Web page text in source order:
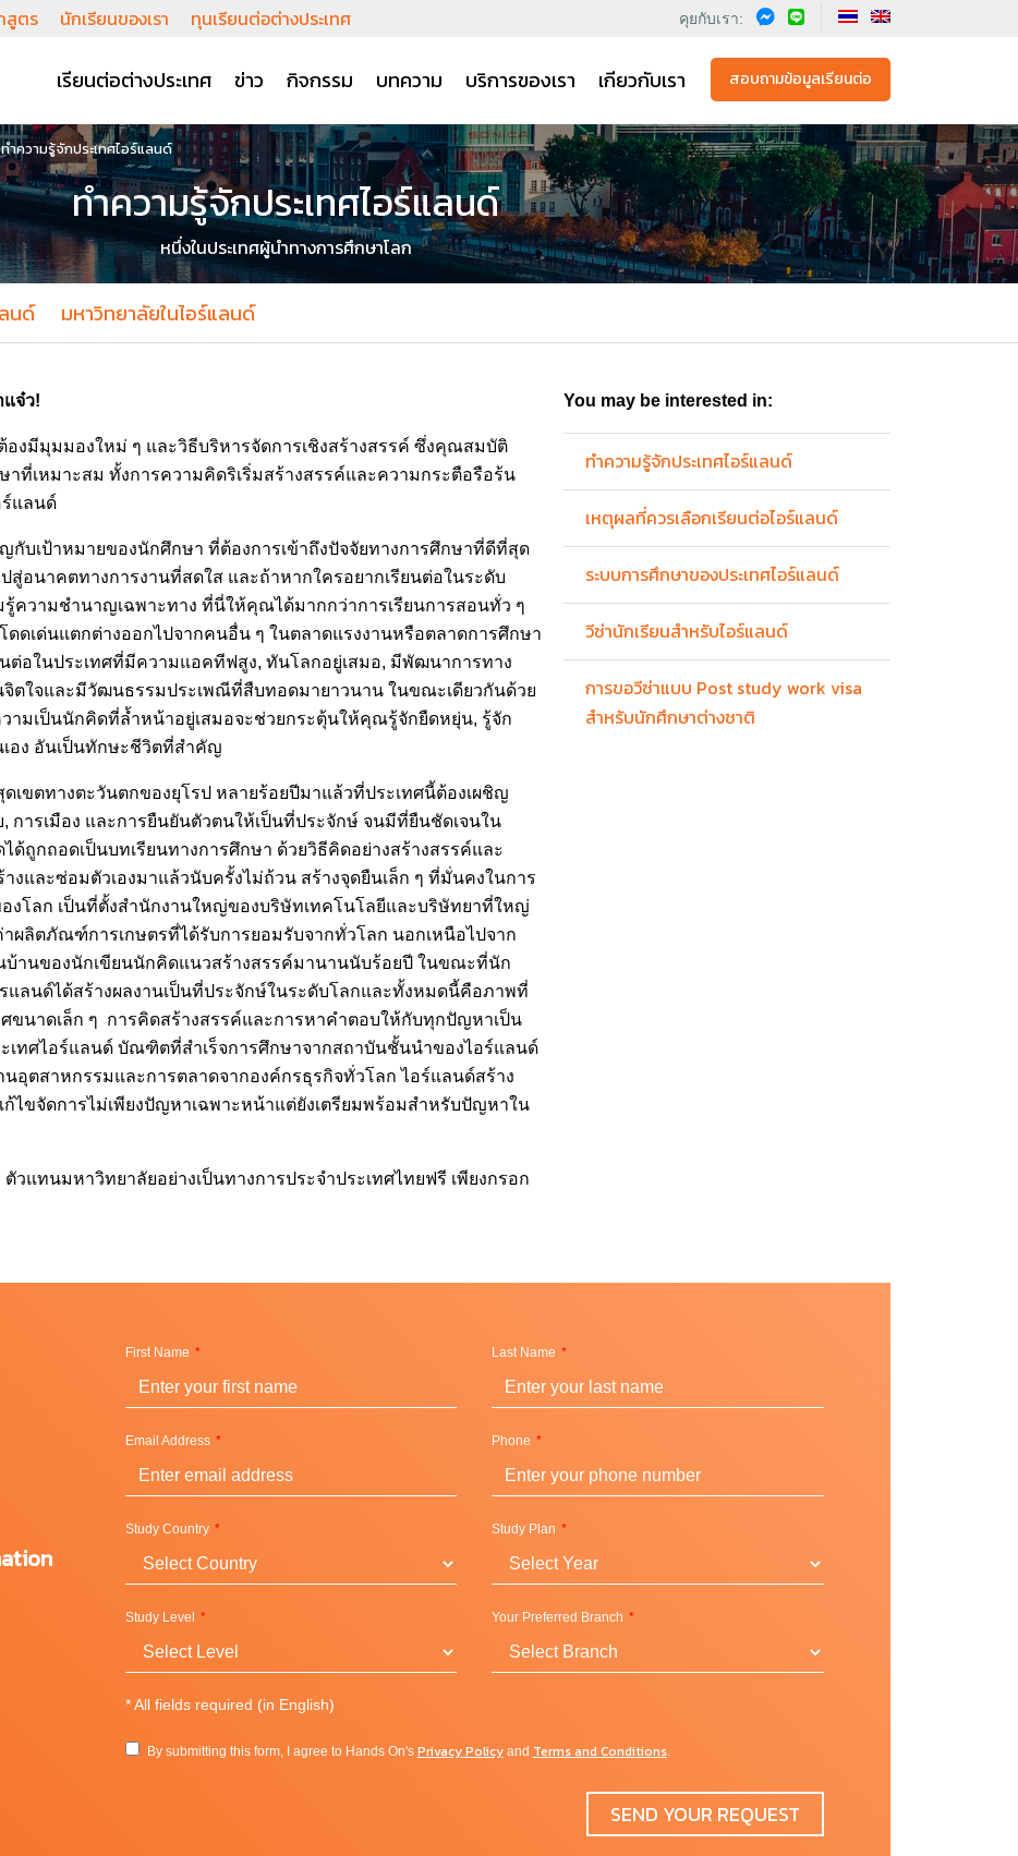
สูตร นักเรียนของเรา ทุนเรียนต่อต่างประเทศ คุยกับเรา:
เรียนต่อต่างประเทศ ข่าว กิจกรรม บทความ บริการของเรา เกียวกับเรา สอบถามข้อมูลเรียนต่อ
ทำความรู้จักประเทศไอร์แลนด์
ทำความรู้จักประเทศไอร์แลนด์
หนึ่งในประเทศผู้นำทางการศึกษาโลก
นด์ มหาวิทยาลัยในไอร์แลนด์
แจ๋ว!
องมีมุมมองใหม่ ๆ และวิธีบริหารจัดการเชิงสร้างสรรค์ ซึ่งคุณสมบัติ
าที่เหมาะสม ทั้งการความคิดริเริ่มสร้างสรรค์และความกระตือรือร้น
แลนด์
บเป้าหมายของนักศึกษา ที่ต้องการเข้าถึงปัจจัยทางการศึกษาที่ดีที่สุด
สู่อนาคตทางการงานที่สดใส และถ้าหากใครอยากเรียนต่อในระดับ
ความชำนาญเฉพาะทาง ที่นี่ให้คุณได้มากกว่าการเรียนการสอนทั่ว ๆ
ดเด่นแตกต่างออกไปจากคนอื่น ๆ ในตลาดแรงงานหรือตลาดการศึกษา
นต่อในประเทศที่มีความแอคทีฟสูง, ทันโลกอยู่เสมอ, มีพัฒนาการทาง
ตใจและมีวัฒนธรรมประเพณีที่สืบทอดมายาวนาน ในขณะเดียวกันด้วย
ามเป็นนักคิดที่ล้ำหน้าอยู่เสมอจะช่วยกระตุ้นให้คุณรู้จักยืดหยุ่น, รู้จัก
เอง อันเป็นทักษะชีวิตที่สำคัญ
ดเขตทางตะวันตกของยุโรป หลายร้อยปีมาแล้วที่ประเทศนี้ต้องเผชิญ
การเมือง และการยืนยันตัวตนให้เป็นที่ประจักษ์ จนมีที่ยืนชัดเจนใน
ถูกถอดเป็นบทเรียนทางการศึกษา ด้วยวิธีคิดอย่างสร้างสรรค์และ
และซ่อมตัวเองมาแล้วนับครั้งไม่ถ้วน สร้างจุดยืนเล็ก ๆ ที่มั่นคงในการ
งโลก เป็นที่ตั้งสำนักงานใหญ่ของบริษัทเทคโนโลยีและบริษัทยาที่ใหญ่
ผลิตภัณฑ์การเกษตรที่ได้รับการยอมรับจากทั่วโลก นอกเหนือไปจาก
บ้านของนักเขียนนักคิดแนวสร้างสรรค์มานานนับร้อยปี ในขณะที่นัก
ลนด์ได้สร้างผลงานเป็นที่ประจักษ์ในระดับโลกและทั้งหมดนี้คือภาพที่
ขนาดเล็ก ๆ การคิดสร้างสรรค์และการหาคำตอบให้กับทุกปัญหาเป็น
ทศไอร์แลนด์ บัณฑิตที่สำเร็จการศึกษาจากสถาบันชั้นนำของไอร์แลนด์
นอุตสาหกรรมและการตลาดจากองค์กรธุรกิจทั่วโลก ไอร์แลนด์สร้าง
ขจัดการไม่เพียงปัญหาเฉพาะหน้าแต่ยังเตรียมพร้อมสำหรับปัญหาใน
วแทนมหาวิทยาลัยอย่างเป็นทางการประจำประเทศไทยฟรี เพียงกรอก
You may be interested in:
ทำความรู้จักประเทศไอร์แลนด์
เหตุผลที่ควรเลือกเรียนต่อไอร์แลนด์
ระบบการศึกษาของประเทศไอร์แลนด์
วีซ่านักเรียนสำหรับไอร์แลนด์
การขอวีซ่าแบบ Post study work visa
สำหรับนักศึกษาต่างชาติ
First Name Last Name
Email Address Phone
Study Country Study Plan
Study Level Your Preferred Branch
*All fields required (in English)
By submitting this form, I agree to Hands On's Privacy Policyand Terms and Conditions.
SEND YOUR REQUEST